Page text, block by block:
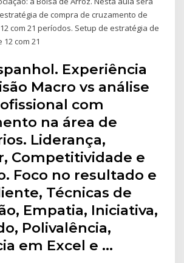
de compra de cruzamento de
com 21 períodos. Setup de estratégia de
com 21
Experiência
Macro vs análise
com
na área de
Liderança,
Competitividade e
Foco no resultado e
Técnicas de
Empatia, Iniciativa,
Polivalência,
em Excel e …